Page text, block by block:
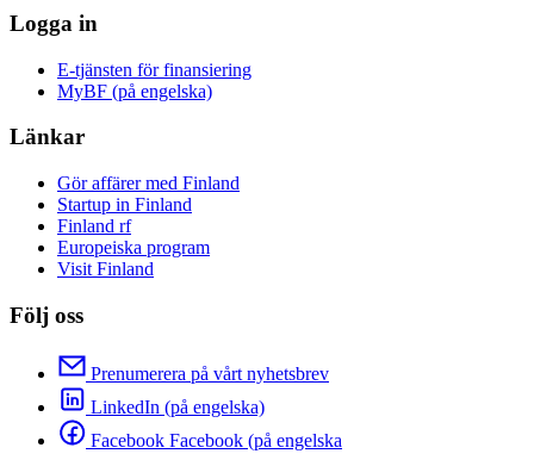
Logga in
E-tjänsten för finansiering
MyBF (på engelska)
Länkar
Gör affärer med Finland
Startup in Finland
Finland rf
Europeiska program
Visit Finland
Följ oss
Prenumerera på vårt nyhetsbrev
LinkedIn (på engelska)
Facebook Facebook (på engelska